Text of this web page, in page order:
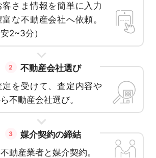
さま情報を簡単に入力
な不動産会社へ依頼。
2~3分）
2
不動産会社選び
を受けて、査定内容や
不動産会社選び。
3
媒介契約の締結
動産業者と媒介契約。